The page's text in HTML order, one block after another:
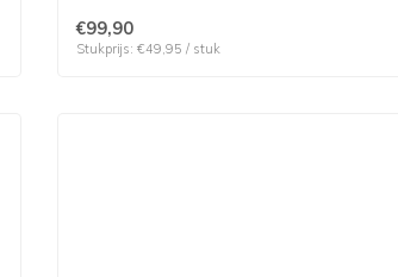
€99,90
Stukprijs: €49,95 / stuk